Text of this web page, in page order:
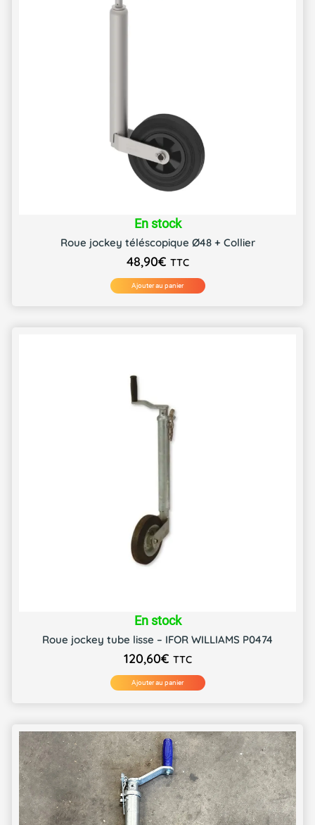
En stock
Roue jockey téléscopique Ø48 + Collier
48,90€ TTC
Ajouter au panier
En stock
Roue jockey tube lisse – IFOR WILLIAMS P0474
120,60€ TTC
Ajouter au panier